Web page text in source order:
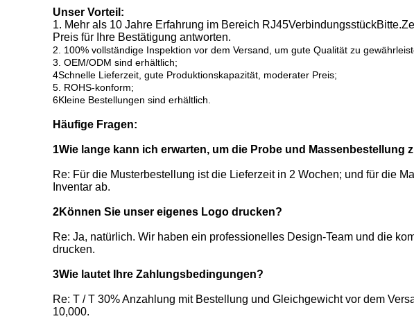
Unser Vorteil:
1. Mehr als 10 Jahre Erfahrung im Bereich RJ45VerbindungsstückBitte.
Preis für Ihre Bestätigung antworten.
2. 100% vollständige Inspektion vor dem Versand, um gute Qualität zu
3. OEM/ODM sind erhältlich;
4Schnelle Lieferzeit, gute Produktionskapazität, moderater Preis;
5. ROHS-konform;
6Kleine Bestellungen sind erhältlich.
Häufige Fragen:
1Wie lange kann ich erwarten, um die Probe und Massenbestellung
Re: Für die Musterbestellung ist die Lieferzeit in 2 Wochen; und für die
Inventar ab.
2Können Sie unser eigenes Logo drucken?
Re: Ja, natürlich. Wir haben ein professionelles Design-Team und die
drucken.
3Wie lautet Ihre Zahlungsbedingungen?
Re: T / T 30% Anzahlung mit Bestellung und Gleichgewicht vor dem
10,000.